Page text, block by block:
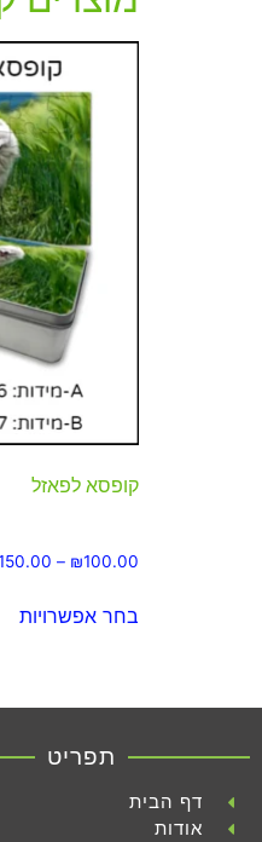
קופסא לפאזל
₪100.00
–
בחר אפשרויות
תפריט
דף הבית
אודות